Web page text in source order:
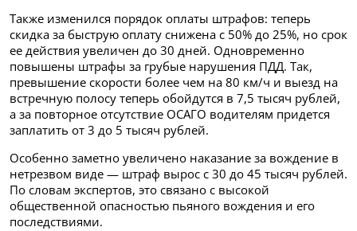
Также изменился порядок оплаты штрафов: теперь
скидка за быструю оплату снижена с 50% до 25%, но срок
ее действия увеличен до 30 дней. Одновременно
повышены штрафы за грубые нарушения ПДД. Так,
превышение скорости более чем на 80 км/ч и выезд на
встречную полосу теперь обойдутся в 7,5 тысяч рублей,
а за повторное отсутствие ОСАГО водителям придется
заплатить от 3 до 5 тысяч рублей.
Особенно заметно увеличено наказание за вождение в
нетрезвом виде — штраф вырос с 30 до 45 тысяч рублей.
По словам экспертов, это связано с высокой
общественной опасностью пьяного вождения и его
последствиями.